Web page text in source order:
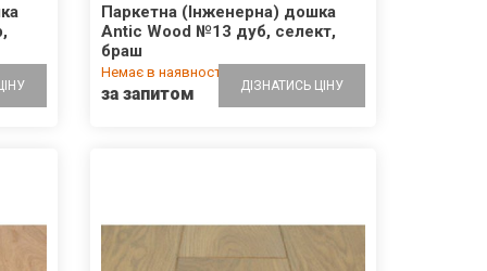
На складі
20.70 грн/шт.
Паркетна (Інженерна) дошка
Antic Wood №13 дуб, селект,
браш
Немає в наявності
за запитом ДІЗНАТИСЬ ЦІНУ